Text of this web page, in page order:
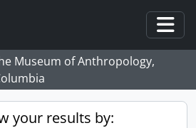
Museum of Anthropology,
your results by: